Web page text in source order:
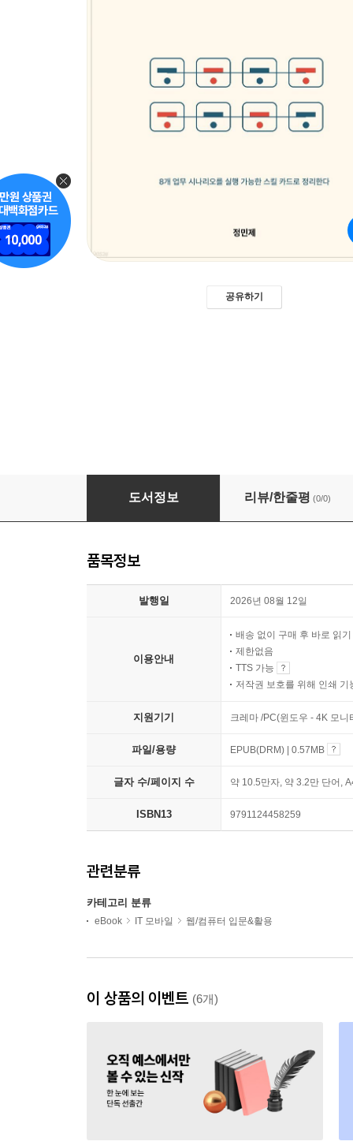
공유하기
Claude Cowork 실전 8가지
도서정보 리뷰/한줄평 (0/0)
품목정보
발행일 2026년 08월 12일
이용안내
배송 없이 구매 후 바로 읽기
제한없음
TTS 가능
저작권 보호를 위해 인쇄 기
지원기기 크레마 /PC(윈도우 - 4K 모
파일/용량 EPUB(DRM) | 0.57MB
글자 수/페이지 수 약 10.5만자, 약 3.2만 단어,
ISBN13 9791124458259
관련분류
카테고리 분류
eBook IT 모바일 웹/컴퓨터 입문&활용
이 상품의 이벤트 (6개)